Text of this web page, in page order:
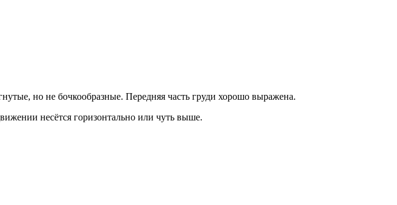
но не бочкообразные. Передняя часть груди хорошо выражена.
несётся горизонтально или чуть выше.